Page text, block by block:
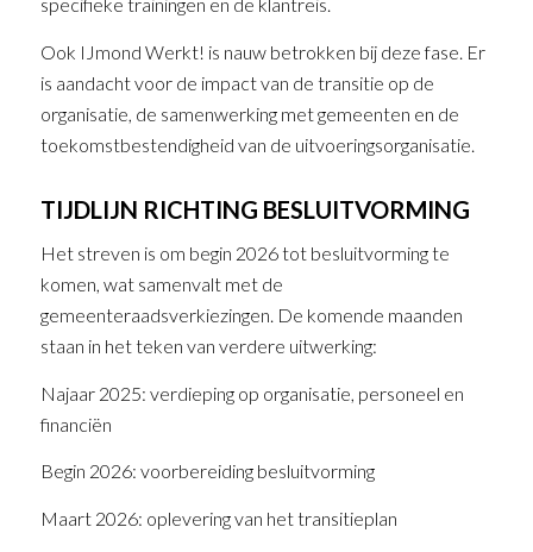
Ook IJmond Werkt! is nauw betrokken bij deze fase. Er
is aandacht voor de impact van de transitie op de
organisatie, de samenwerking met gemeenten en de
toekomstbestendigheid van de uitvoeringsorganisatie.
TIJDLIJN RICHTING BESLUITVORMING
Het streven is om begin 2026 tot besluitvorming te
komen, wat samenvalt met de
gemeenteraadsverkiezingen. De komende maanden
staan in het teken van verdere uitwerking:
Najaar 2025: verdieping op organisatie, personeel en
financiën
Begin 2026: voorbereiding besluitvorming
Maart 2026: oplevering van het transitieplan